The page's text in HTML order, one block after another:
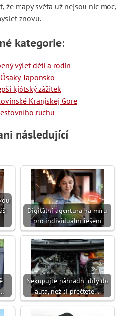
že mapy světa už nejsou nic moc,
znovu.
kategorie:
výlet dětí a rodin
Japonsko
kjótský zážitek
Kranjskej Gore
ruchu
následující
Digitální agentura na míru
pro individuální řešení
Nekupujte náhradní díly do
auta, než si přečtete…